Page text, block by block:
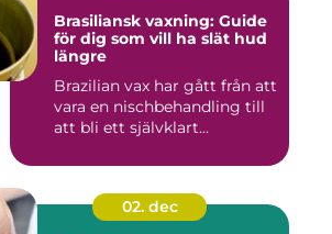
Brasiliansk vaxning: Guide
för dig som vill ha slät hud
längre
Brazilian vax har gått från att
vara en nischbehandling till
att bli ett självklart...
02. dec